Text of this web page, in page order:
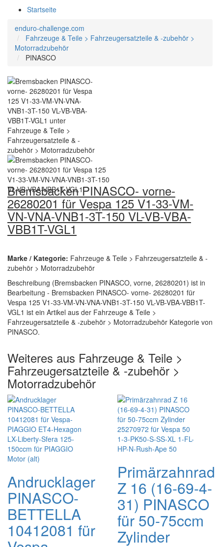
Startseite
enduro-challenge.com
Fahrzeuge & Teile > Fahrzeugersatzteile & -zubehör >
Motorradzubehör
PINASCO
Bremsbacken PINASCO- vorne-
26280201 für Vespa 125 V1-33-VM-
VN-VNA-VNB1-3T-150 VL-VB-VBA-
VBB1T-VGL1
Marke / Kategorie: Fahrzeuge & Teile > Fahrzeugersatzteile & -
zubehör > Motorradzubehör
Beschreibung (Bremsbacken PINASCO, vorne, 26280201) ist in
Bearbeitung - Bremsbacken PINASCO- vorne- 26280201 für
Vespa 125 V1-33-VM-VN-VNA-VNB1-3T-150 VL-VB-VBA-VBB1T-
VGL1 ist ein Artikel aus der Fahrzeuge & Teile >
Fahrzeugersatzteile & -zubehör > Motorradzubehör Kategorie von
PINASCO.
Weiteres aus Fahrzeuge & Teile >
Fahrzeugersatzteile & -zubehör >
Motorradzubehör
Andrucklager
PINASCO-
BETTELLA
10412081 für
Primärzahnrad
Z 16 (16-69-4-
31) PINASCO
für 50-75ccm
Zylinder